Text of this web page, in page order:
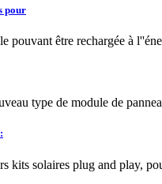
pour
pouvant être rechargée à
type de module de
kits solaires plug and play,